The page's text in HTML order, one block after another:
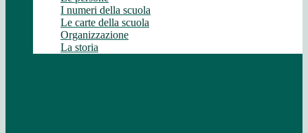
I numeri della scuola
Le carte della scuola
Organizzazione
La storia